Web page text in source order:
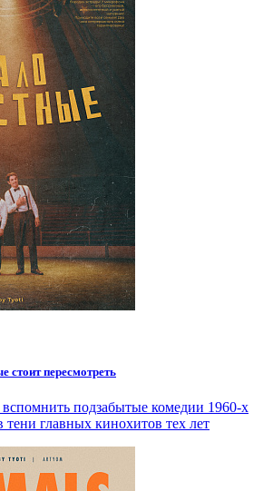
стоит пересмотреть
вспомнить подзабытые комедии 1960-х
главных кинохитов тех лет